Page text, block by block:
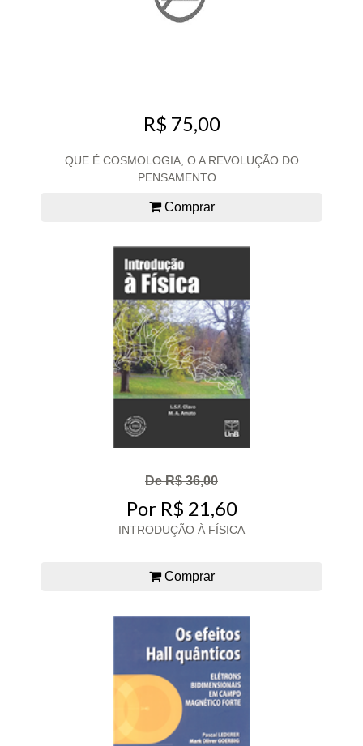
R$ 75,00
QUE É COSMOLOGIA, O A REVOLUÇÃO DO
PENSAMENTO...
Comprar
De R$ 36,00
Por R$ 21,60
INTRODUÇÃO À FÍSICA
Comprar